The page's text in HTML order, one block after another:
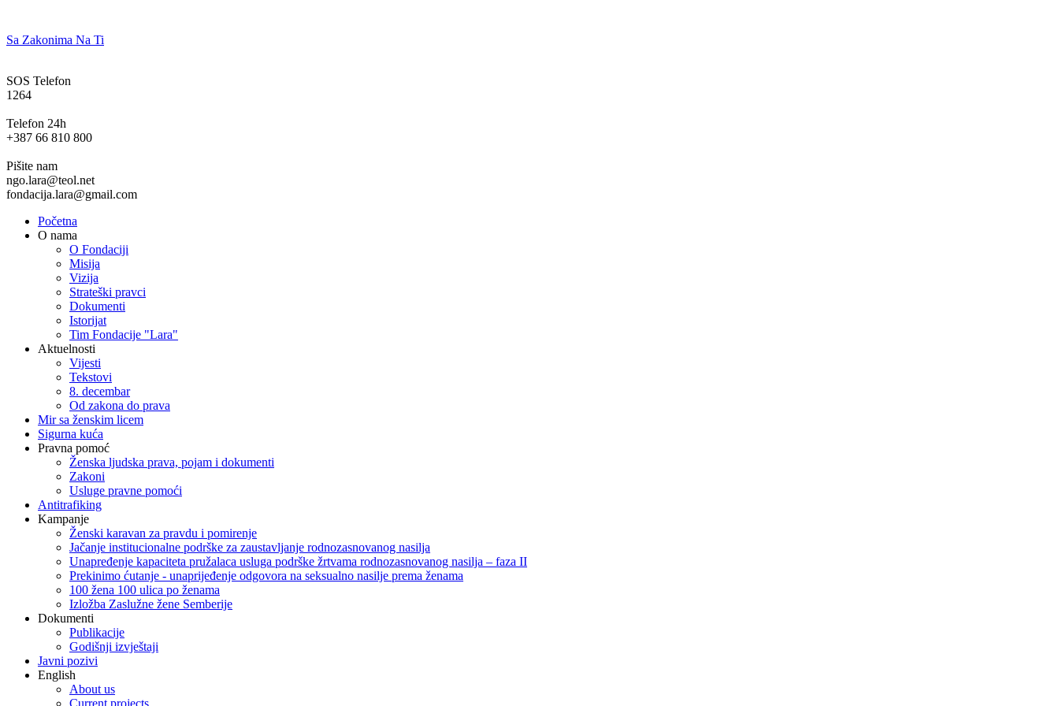
Sa Zakonima Na Ti
SOS Telefon
1264
Telefon 24h
+387 66 810 800
Pišite nam
ngo.lara@teol.net
fondacija.lara@gmail.com
Početna
O nama
O Fondaciji
Misija
Vizija
Strateški pravci
Dokumenti
Istorijat
Tim Fondacije "Lara"
Aktuelnosti
Vijesti
Tekstovi
8. decembar
Od zakona do prava
Mir sa ženskim licem
Sigurna kuća
Pravna pomoć
Ženska ljudska prava, pojam i dokumenti
Zakoni
Usluge pravne pomoći
Antitrafiking
Kampanje
Ženski karavan za pravdu i pomirenje
Jačanje institucionalne podrške za zaustavljanje rodnozasnovanog nasilja
Unapređenje kapaciteta pružalaca usluga podrške žrtvama rodnozasnovanog nasilja – faza II
Prekinimo ćutanje - unaprijeđenje odgovora na seksualno nasilje prema ženama
100 žena 100 ulica po ženama
Izložba Zaslužne žene Semberije
Dokumenti
Publikacije
Godišnji izvještaji
Javni pozivi
English
About us
Current projects